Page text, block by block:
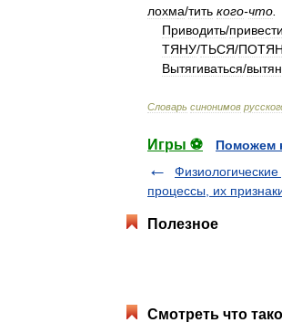
лохма/тить кого-что
Приводить/привести
ТЯНУ/ТЬСЯ/ПОТЯН
Вытягиваться/
Словарь синонимов
Игры ⚽
Поможем
процессы, их
Полезное
Смотреть что